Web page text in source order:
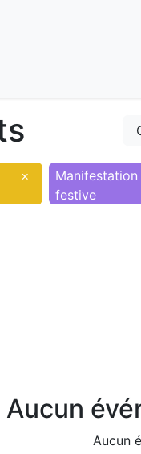
×
Manifestation
festive
Aucun
Aucun